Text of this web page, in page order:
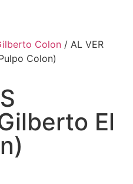
Colon / AL VER
Colon)
El